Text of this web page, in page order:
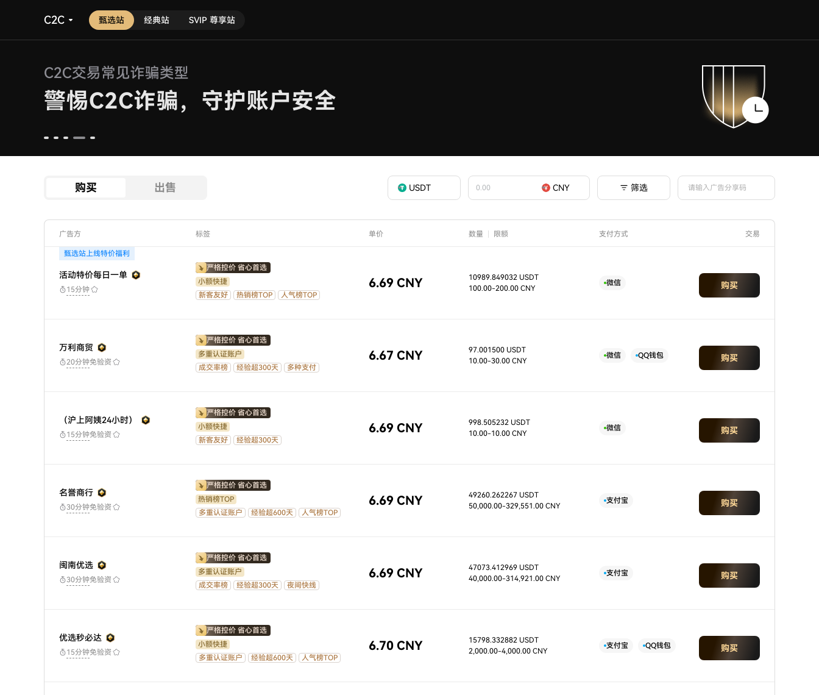
C2C 甄选站 经典站 SVIP 尊享站
购买 出售 USDT CNY 筛选
广告方 标签 单价 数量 限额 支付方式 交易
活动特价每日一单
15分钟
严格控价 省心首选
小额快捷
新客友好
热销榜TOP 人气榜TOP
6.69 CNY
10989.849032 USDT
100.00-200.00 CNY
微信 购买
甄选站上线特价福利
万利商贸
20分钟免验资
严格控价 省心首选
多重认证账户
成交率榜
经验超300天 多种支付
6.67 CNY
97.001500 USDT
10.00-30.00 CNY
微信 QQ钱包 购买
（沪上阿姨24小时）
15分钟免验资
严格控价 省心首选
小额快捷
新客友好
经验超300天
6.69 CNY
998.505232 USDT
10.00-10.00 CNY
微信 购买
名誉商行
30分钟免验资
严格控价 省心首选
热销榜TOP
多重认证账户
经验超600天 人气榜TOP
6.69 CNY
49260.262267 USDT
50,000.00-329,551.00 CNY
支付宝 购买
闽南优选
30分钟免验资
严格控价 省心首选
多重认证账户
成交率榜
经验超300天 夜间快线
6.69 CNY
47073.412969 USDT
40,000.00-314,921.00 CNY
支付宝 购买
优选秒必达
15分钟免验资
严格控价 省心首选
小额快捷
多重认证账户
经验超600天 人气榜TOP
6.70 CNY
15798.332882 USDT
2,000.00-4,000.00 CNY
支付宝 QQ钱包 购买